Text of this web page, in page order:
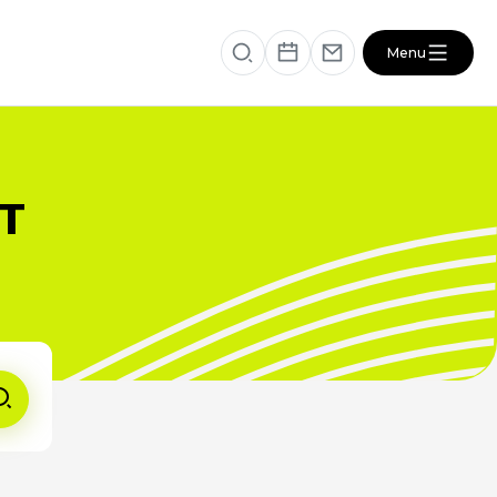
Menu
VOTRE SANTÉ ET CELLE DE VOTRE
ACTUALITÉS DU SECTEUR